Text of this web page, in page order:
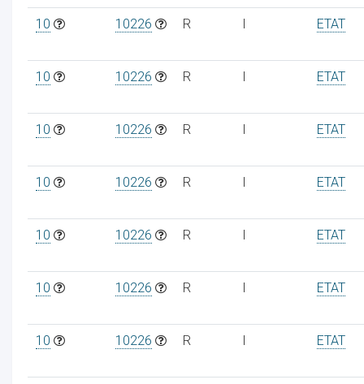
10 10226 R I ETAT
10 10226 R I ETAT
10 10226 R I ETAT
10 10226 R I ETAT
10 10226 R I ETAT
10 10226 R I ETAT
10 10226 R I ETAT